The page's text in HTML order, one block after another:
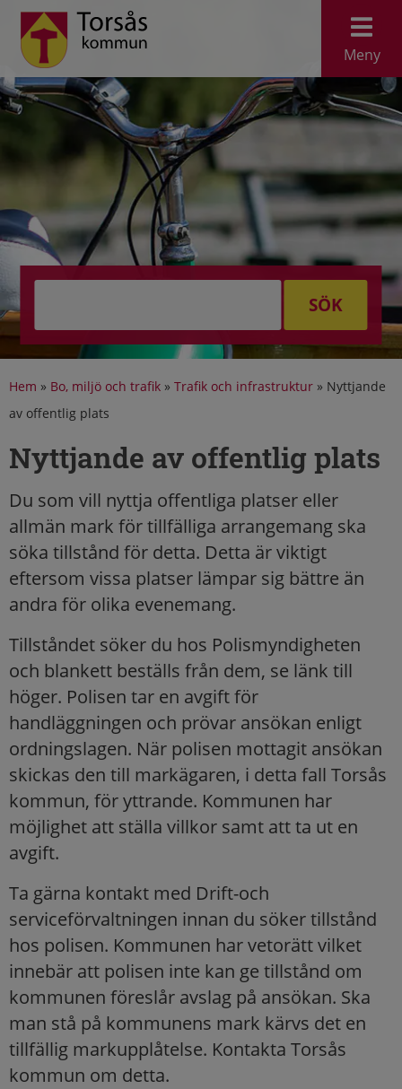
Meny
SÖK
Hem » Bo, miljö och trafik » Trafik och infrastruktur » Nyttjande
av offentlig plats
Nyttjande av offentlig plats
Du som vill nyttja offentliga platser eller
allmän mark för tillfälliga arrangemang ska
söka tillstånd för detta. Detta är viktigt
eftersom vissa platser lämpar sig bättre än
andra för olika evenemang.
Tillståndet söker du hos Polismyndigheten
och blankett beställs från dem, se länk till
höger. Polisen tar en avgift för
handläggningen och prövar ansökan enligt
ordningslagen. När polisen mottagit ansökan
skickas den till markägaren, i detta fall Torsås
kommun, för yttrande. Kommunen har
möjlighet att ställa villkor samt att ta ut en
avgift.
Ta gärna kontakt med Drift-och
serviceförvaltningen innan du söker tillstånd
hos polisen. Kommunen har vetorätt vilket
innebär att polisen inte kan ge tillstånd om
kommunen föreslår avslag på ansökan. Ska
man stå på kommunens mark kärvs det en
tillfällig markupplåtelse. Kontakta Torsås
kommun om detta.